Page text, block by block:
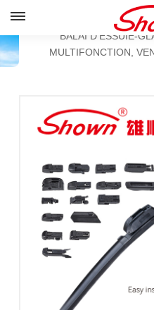
BALAI
BALAI D'ESSUIE-
MULTIFONCTION,